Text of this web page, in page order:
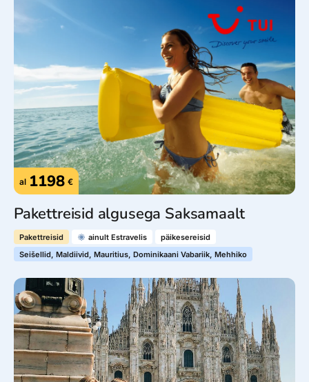
al 1198 €
Pakettreisid algusega Saksamaalt
Pakettreisid ainult Estravelis
päikesereisid
Seišellid, Maldiivid, Mauritius, Dominikaani Vabariik, Mehhiko